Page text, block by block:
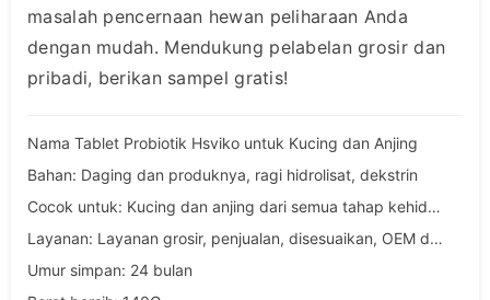
masalah pencernaan hewan peliharaan Anda
dengan mudah. Mendukung pelabelan grosir dan
pribadi, berikan sampel gratis!
Nama Tablet Probiotik Hsviko untuk Kucing dan Anjing
Bahan: Daging dan produknya, ragi hidrolisat, dekstrin
Cocok untuk: Kucing dan anjing dari semua tahap kehidupan
Layanan: Layanan grosir, penjualan, disesuaikan, OEM dan ODM
Umur simpan: 24 bulan